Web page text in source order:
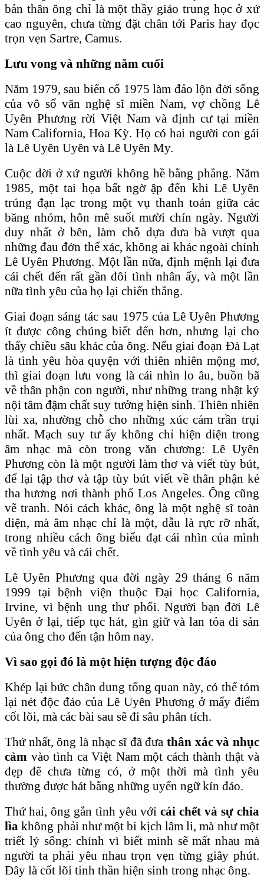
bản thân ông chỉ là một thầy giáo trung học ở xứ
cao nguyên, chưa từng đặt chân tới Paris hay đọc
trọn vẹn Sartre, Camus.
Lưu vong và những năm cuối
Năm 1979, sau biến cố 1975 làm đảo lộn đời sống
của vô số văn nghệ sĩ miền Nam, vợ chồng Lê
Uyên Phương rời Việt Nam và định cư tại miền
Nam California, Hoa Kỳ. Họ có hai người con gái
là Lê Uyên Uyên và Lê Uyên My.
Cuộc đời ở xứ người không hề bằng phẳng. Năm
1985, một tai họa bất ngờ ập đến khi Lê Uyên
trúng đạn lạc trong một vụ thanh toán giữa các
băng nhóm, hôn mê suốt mười chín ngày. Người
duy nhất ở bên, làm chỗ dựa đưa bà vượt qua
những đau đớn thể xác, không ai khác ngoài chính
Lê Uyên Phương. Một lần nữa, định mệnh lại đưa
cái chết đến rất gần đôi tình nhân ấy, và một lần
nữa tình yêu của họ lại chiến thắng.
Giai đoạn sáng tác sau 1975 của Lê Uyên Phương
ít được công chúng biết đến hơn, nhưng lại cho
thấy chiều sâu khác của ông. Nếu giai đoạn Đà Lạt
là tình yêu hòa quyện với thiên nhiên mộng mơ,
thì giai đoạn lưu vong là cái nhìn lo âu, buồn bã
về thân phận con người, như những trang nhật ký
nội tâm đậm chất suy tưởng hiện sinh. Thiên nhiên
lùi xa, nhường chỗ cho những xúc cảm trần trụi
nhất. Mạch suy tư ấy không chỉ hiện diện trong
âm nhạc mà còn trong văn chương: Lê Uyên
Phương còn là một người làm thơ và viết tùy bút,
để lại tập thơ và tập tùy bút viết về thân phận kẻ
tha hương nơi thành phố Los Angeles. Ông cũng
vẽ tranh. Nói cách khác, ông là một nghệ sĩ toàn
diện, mà âm nhạc chỉ là một, dẫu là rực rỡ nhất,
trong nhiều cách ông biểu đạt cái nhìn của mình
về tình yêu và cái chết.
Lê Uyên Phương qua đời ngày 29 tháng 6 năm
1999 tại bệnh viện thuộc Đại học California,
Irvine, vì bệnh ung thư phổi. Người bạn đời Lê
Uyên ở lại, tiếp tục hát, gìn giữ và lan tỏa di sản
của ông cho đến tận hôm nay.
Vì sao gọi đó là một hiện tượng độc đáo
Khép lại bức chân dung tổng quan này, có thể tóm
lại nét độc đáo của Lê Uyên Phương ở mấy điểm
cốt lõi, mà các bài sau sẽ đi sâu phân tích.
Thứ nhất, ông là nhạc sĩ đã đưathân xác và nhục
cảm vào tình ca Việt Nam một cách thành thật và
đẹp đẽ chưa từng có, ở một thời mà tình yêu
thường được hát bằng những uyển ngữ kín đáo.
Thứ hai, ông gắn tình yêu vớicái chết và sự chia
lìa không phải như một bi kịch lâm li, mà như một
triết lý sống: chính vì biết mình sẽ mất nhau mà
người ta phải yêu nhau trọn vẹn từng giây phút.
Đây là cốt lõi tinh thần hiện sinh trong nhạc ông.